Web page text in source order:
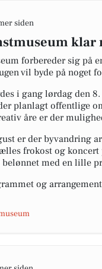
siden
klar
forbereder sig på
vil byde på noget
i gang lørdag den
planlagt offentlige
åre er der
er der byvandring
frokost og koncert
med en lille
og